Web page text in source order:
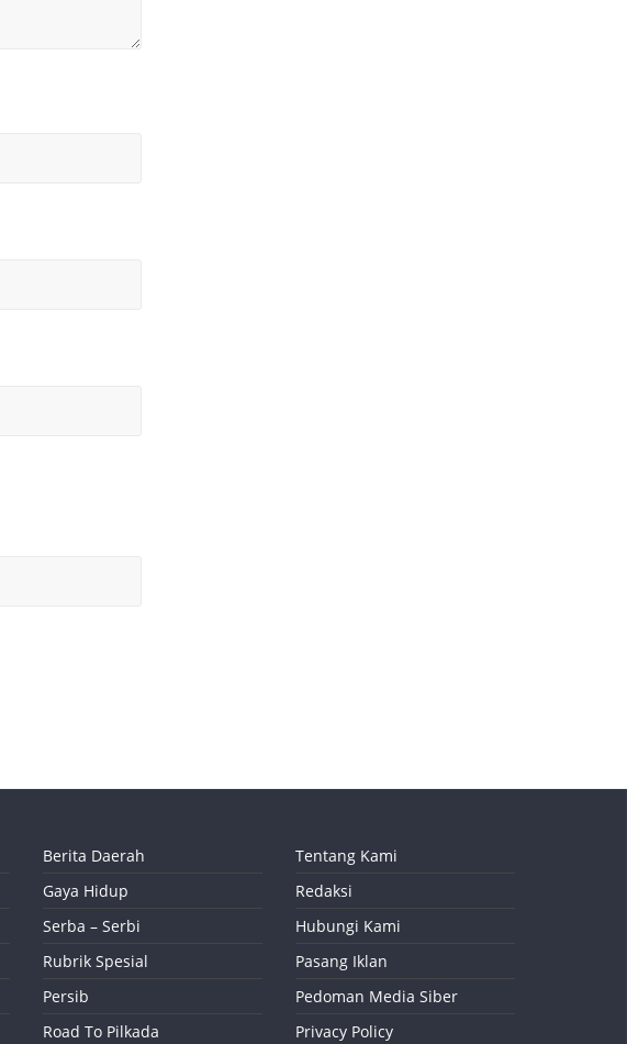
Berita Daerah
Gaya Hidup
Serba – Serbi
Rubrik Spesial
Persib
Road To Pilkada
Tentang Kami
Redaksi
Hubungi Kami
Pasang Iklan
Pedoman Media Siber
Privacy Policy